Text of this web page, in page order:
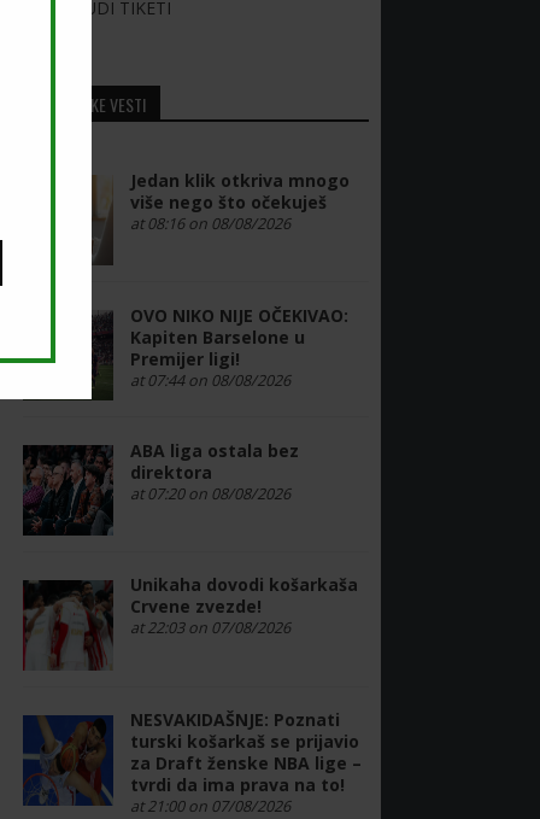
LUDI TIKETI
SPORTSKE VESTI
Jedan klik otkriva mnogo
više nego što očekuješ
at 08:16 on 08/08/2026
OVO NIKO NIJE OČEKIVAO:
Kapiten Barselone u
Premijer ligi!
at 07:44 on 08/08/2026
ABA liga ostala bez
direktora
at 07:20 on 08/08/2026
Unikaha dovodi košarkaša
Crvene zvezde!
at 22:03 on 07/08/2026
NESVAKIDAŠNJE: Poznati
turski košarkaš se prijavio
za Draft ženske NBA lige –
tvrdi da ima prava na to!
at 21:00 on 07/08/2026